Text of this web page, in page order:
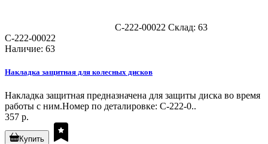
C-222-00022 Склад: 63
C-222-00022
Наличие: 63
Накладка защитная для колесных дисков
Накладка защитная предназначена для защиты диска во время
работы с ним.Номер по деталировке: C-222-0..
357 р.
Купить